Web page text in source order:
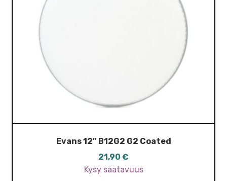
Evans 12″ B12G2 G2 Coated
21,90 €
Kysy saatavuus